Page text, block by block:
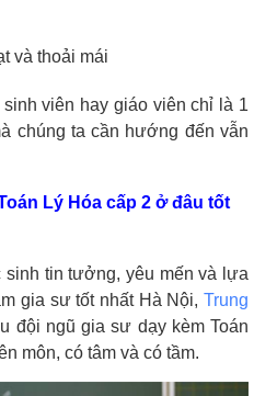
và thoải mái
viên hay giáo viên chỉ là 1
chúng ta cần hướng đến vẫn
Lý Hóa cấp 2 ở đâu tốt
tin tưởng, yêu mến và lựa
gia sư tốt nhất Hà Nội, Trung
đội ngũ gia sư dạy kèm Toán
môn, có tâm và có tầm.